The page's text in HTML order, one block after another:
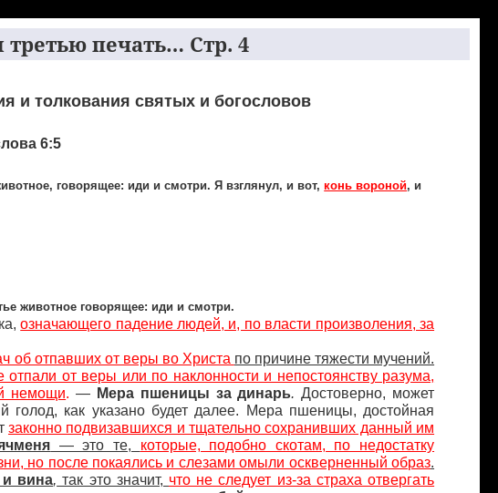
третью печать… Стр. 4
и толкования святых и богословов
6:5
говорящее: иди и смотри. Я взглянул, и вот, конь вороной, и
животное говорящее: иди и смотри.
означающего падение людей, и, по власти произволения, за
об отпавших от веры во Христа по причине тяжести мучений.
отпали от веры или по наклонности и непостоянству разума,
немощи. — Мера пшеницы за динарь. Достоверно, может
голод, как указано будет далее. Мера пшеницы, достойная
законно подвизавшихся и тщательно сохранивших данный им
— это те, которые, подобно скотам, по недостатку
но после покаялись и слезами омыли оскверненный образ.
и вина, так это значит, что не следует из-за страха отвергать